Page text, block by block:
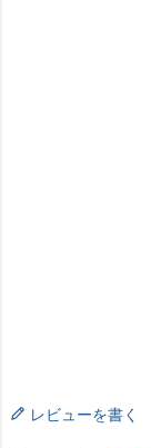
レビューを書く